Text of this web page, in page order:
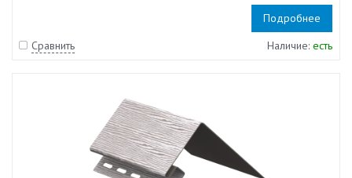
Подробнее
Сравнить
Наличие: есть